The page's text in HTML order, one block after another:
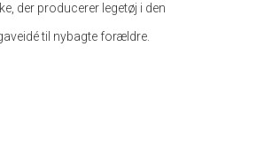
der producerer legetøj i den
til nybagte forældre.